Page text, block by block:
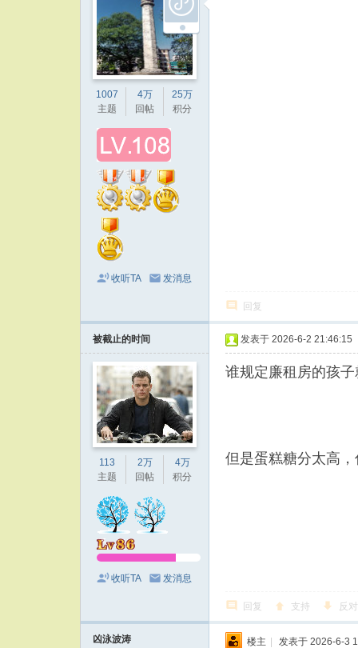
1007
主题
4万
回帖
25万
积分
收听TA 发消息
回复
被截止的时间
113
主题
2万
回帖
4万
积分
收听TA 发消息
发表于 2026-6-2 21:46:15
谁规定廉租房的孩
但是蛋糕糖分太高
回复 支持 反对
凶泳波涛 楼主 | 发表于 2026-6-3